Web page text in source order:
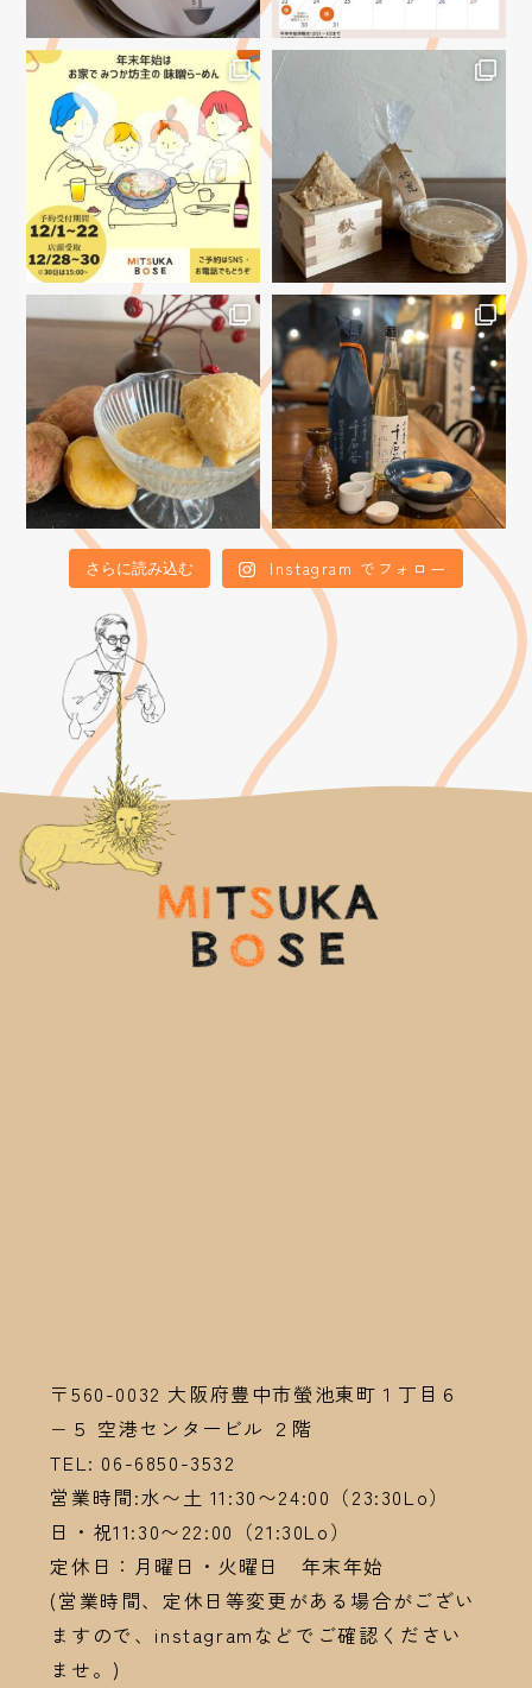
さらに読み込む Instagram でフォロー
〒560-0032 大阪府豊中市螢池東町１丁目６
−５ 空港センタービル ２階
TEL: 06-6850-3532
営業時間:水〜土 11:30〜24:00（23:30Lo）
日・祝11:30〜22:00（21:30Lo）
定休日：月曜日・火曜日 年末年始
(営業時間、定休日等変更がある場合がござい
ますので、instagramなどでご確認ください
ませ。)